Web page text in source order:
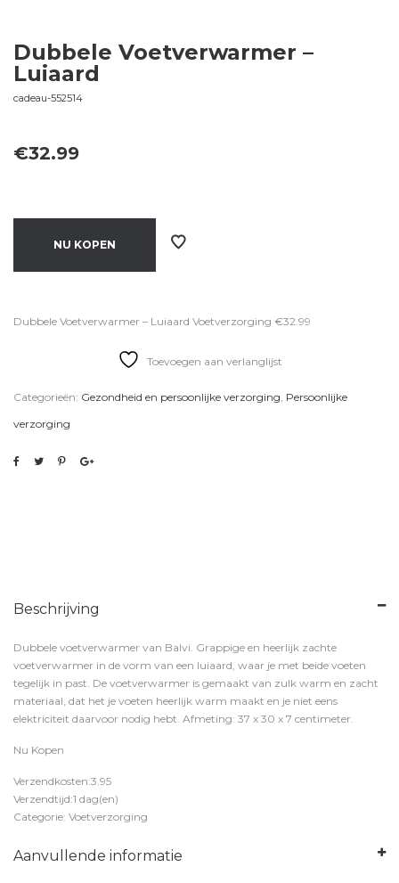
Dubbele Voetverwarmer –
Luiaard
cadeau-552514
€32.99
NU KOPEN
Dubbele Voetverwarmer – Luiaard Voetverzorging €32.99
Toevoegen aan verlanglijst
Categorieën: Gezondheid en persoonlijke verzorging, Persoonlijke
verzorging
Beschrijving
Dubbele voetverwarmer van Balvi. Grappige en heerlijk zachte
voetverwarmer in de vorm van een luiaard, waar je met beide voeten
tegelijk in past. De voetverwarmer is gemaakt van zulk warm en zacht
materiaal, dat het je voeten heerlijk warm maakt en je niet eens
elektriciteit daarvoor nodig hebt. Afmeting: 37 x 30 x 7 centimeter.
Nu Kopen
Verzendkosten:3.95
Verzendtijd:1 dag(en)
Categorie: Voetverzorging
Aanvullende informatie